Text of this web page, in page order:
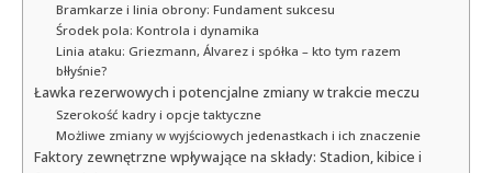
Bramkarze i linia obrony: Fundament sukcesu
Środek pola: Kontrola i dynamika
Linia ataku: Griezmann, Álvarez i spółka – kto tym razem
błłyśnie?
Ławka rezerwowych i potencjalne zmiany w trakcie meczu
Szerokość kadry i opcje taktyczne
Możliwe zmiany w wyjściowych jedenastkach i ich znaczenie
Faktory zewnętrzne wpływające na składy: Stadion, kibice i